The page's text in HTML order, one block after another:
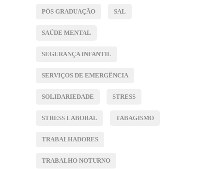
PÓS GRADUAÇÃO SAL
SAÚDE MENTAL
SEGURANÇA INFANTIL
SERVIÇOS DE EMERGÊNCIA
SOLIDARIEDADE STRESS
STRESS LABORAL TABAGISMO
TRABALHADORES
TRABALHO NOTURNO